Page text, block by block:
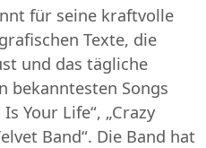
für seine kraftvolle
Texte, die
und das tägliche
bekanntesten Songs
Your Life“, „Crazy
Band“. Die Band hat